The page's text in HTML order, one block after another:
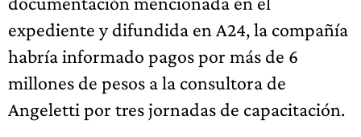
expediente y difundida en A24, la compañía
habría informado pagos por más de 6
millones de pesos a la consultora de
Angeletti por tres jornadas de capacitación.